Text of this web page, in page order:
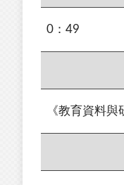
0：49
《教育資料